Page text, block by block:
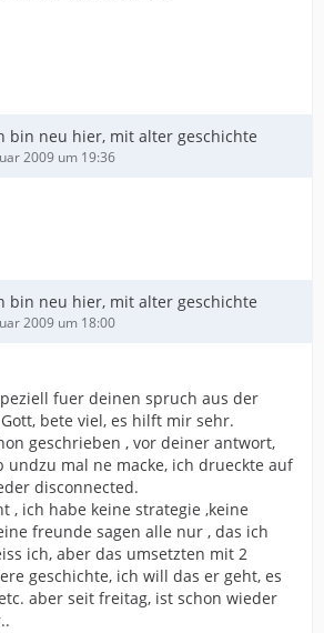
bin neu hier, mit alter geschichte
2009 um 19:36
bin neu hier, mit alter geschichte
2009 um 18:00
fuer deinen spruch aus der
bete viel, es hilft mir sehr.
geschrieben , vor deiner antwort,
mal ne macke, ich drueckte auf
disconnected.
, ich habe keine strategie ,keine
freunde sagen alle nur , das ich
ich, aber das umsetzten mit 2
geschichte, ich will das er geht, es
aber seit freitag, ist schon wieder